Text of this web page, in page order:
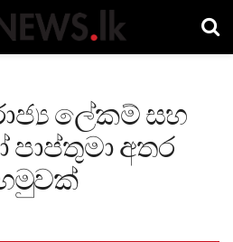
ලේකම් සහ
අතර